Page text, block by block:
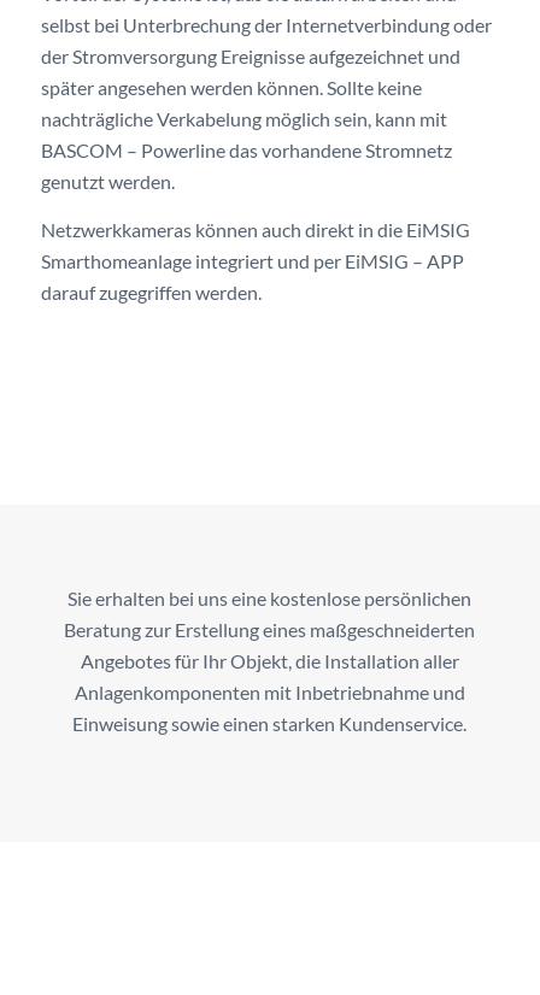
selbst bei Unterbrechung der Internetverbindung oder
der Stromversorgung Ereignisse aufgezeichnet und
später angesehen werden können. Sollte keine
nachträgliche Verkabelung möglich sein, kann mit
BASCOM – Powerline das vorhandene Stromnetz
genutzt werden.
Netzwerkkameras können auch direkt in die EiMSIG
Smarthomeanlage integriert und per EiMSIG – APP
darauf zugegriffen werden.
Sie erhalten bei uns eine kostenlose persönlichen
Beratung zur Erstellung eines maßgeschneiderten
Angebotes für Ihr Objekt, die Installation aller
Anlagenkomponenten mit Inbetriebnahme und
Einweisung sowie einen starken Kundenservice.